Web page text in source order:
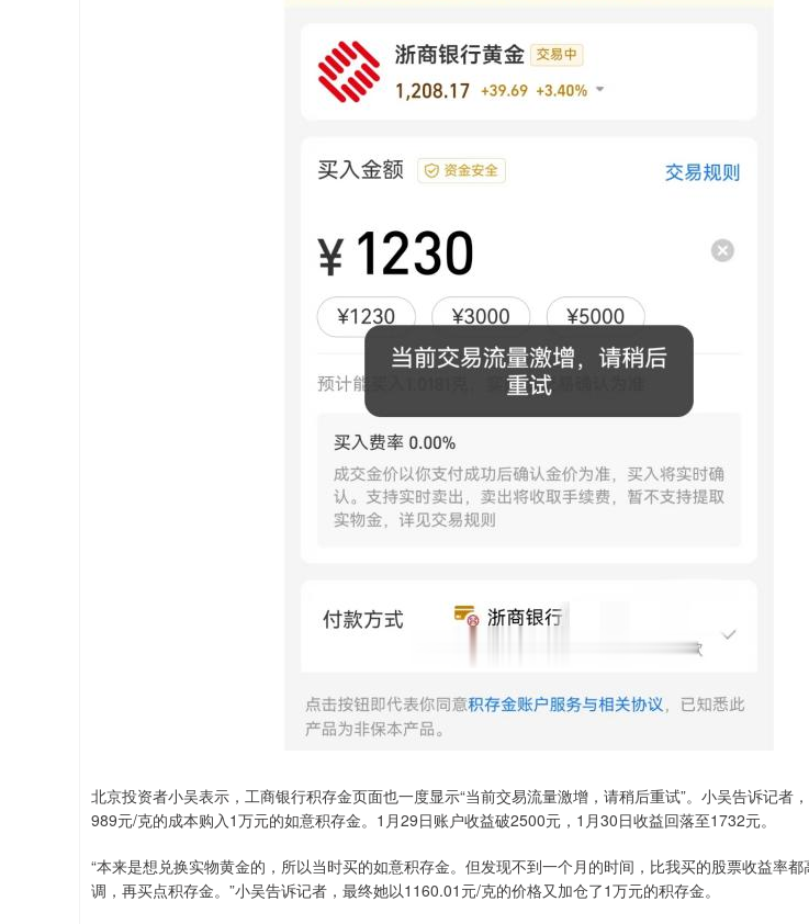
北京投资者小吴表示，工商银行积存金页面也一度显示“当前交易流量激增，请稍后重试”。小吴告诉记者
989元/克的成本购入1万元的如意积存金。1月29日账户收益破2500元，1月30日收益回落至1732元。
“本来是想兑换实物黄金的，所以当时买的如意积存金。但发现不到一个月的时间，比我买的股票收益率
调，再买点积存金。”小吴告诉记者，最终她以1160.01元/克的价格又加仓了1万元的积存金。